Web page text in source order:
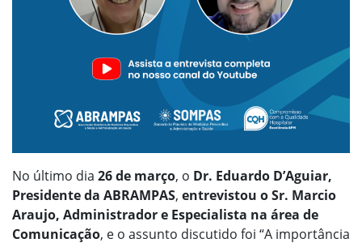
No último dia 26 de março, o Dr. Eduardo D’Aguiar,
Presidente da ABRAMPAS, entrevistou o Sr. Marcio
Araujo, Administrador e Especialista na área de
Comunicação, e o assunto discutido foi “A importância